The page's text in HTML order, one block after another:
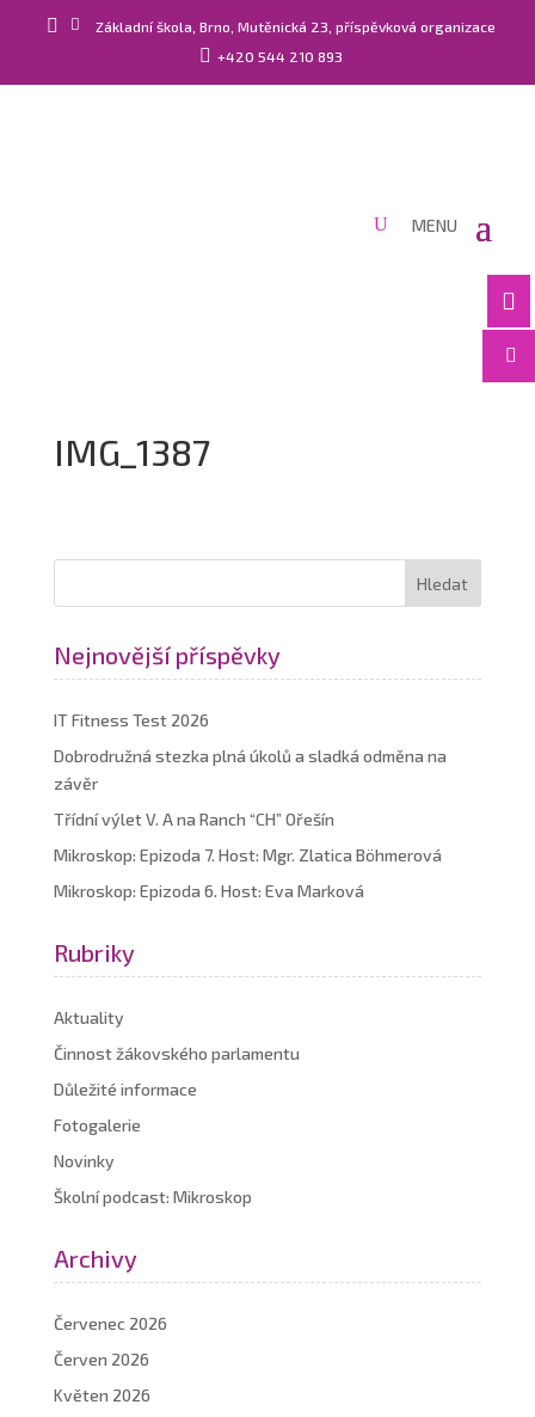
  Základní škola, Brno, Mutěnická 23, příspěvková organizace
 +420 544 210 893


IMG_1387
Nejnovější příspěvky
IT Fitness Test 2026
Dobrodružná stezka plná úkolů a sladká odměna na
závěr
Třídní výlet V. A na Ranch “CH” Ořešín
Mikroskop: Epizoda 7. Host: Mgr. Zlatica Böhmerová
Mikroskop: Epizoda 6. Host: Eva Marková
Rubriky
Aktuality
Činnost žákovského parlamentu
Důležité informace
Fotogalerie
Novinky
Školní podcast: Mikroskop
Archivy
Červenec 2026
Červen 2026
Květen 2026